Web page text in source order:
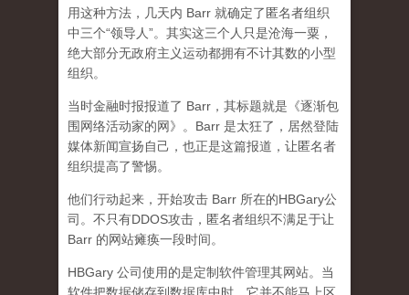
用这种方法，几天内 Barr 就确定了匿名者组织
中三个“领导人”。其实这三个人只是沧海一粟，
绝大部分无政府主义运动都拥有不计其数的小型
组织。
当时金融时报报道了 Barr，其标题就是《逐渐包
围网络活动家的网》。Barr 是太狂了，居然登陆
媒体新闻宣扬自己，也正是这篇报道，让匿名者
组织提高了警惕。
他们行动起来，开始攻击 Barr 所在的HBGary公
司。不只有DDOS攻击，匿名者组织不满足于让
Barr 的网站瘫痪一段时间。
HBGary 公司使用的是定制软件管理其网站。当